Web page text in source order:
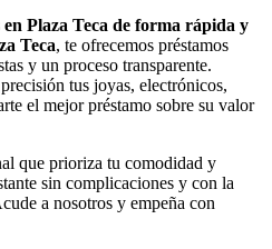
Plaza Teca de forma rápida y
Teca, te ofrecemos préstamos
y un proceso transparente.
tus joyas, electrónicos,
el mejor préstamo sobre su valor
que prioriza tu comodidad y
sin complicaciones y con la
a nosotros y empeña con